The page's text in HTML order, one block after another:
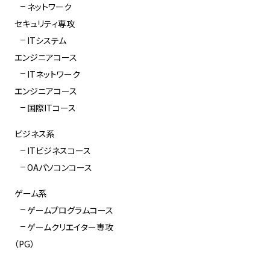
ネットワーク
セキュリティ専攻
ITシステム
エンジニアコース
ITネットワーク
エンジニアコース
国際ITコース
ビジネス系
ITビジネスコース
OAパソコンコース
ゲーム系
ゲームプログラムコース
ゲームクリエイター専攻
（PG）